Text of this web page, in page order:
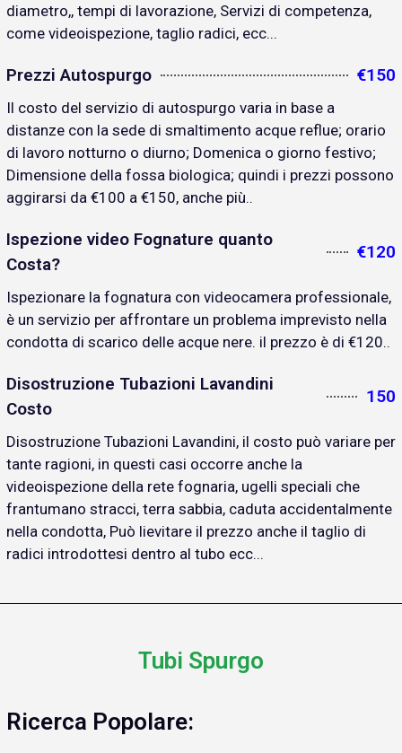
diametro,, tempi di lavorazione, Servizi di competenza,
come videoispezione, taglio radici, ecc...
Prezzi Autospurgo €150
Il costo del servizio di autospurgo varia in base a
distanze con la sede di smaltimento acque reflue; orario
di lavoro notturno o diurno; Domenica o giorno festivo;
Dimensione della fossa biologica; quindi i prezzi possono
aggirarsi da €100 a €150, anche più..
Ispezione video Fognature quanto
Costa?
€120
Ispezionare la fognatura con videocamera professionale,
è un servizio per affrontare un problema imprevisto nella
condotta di scarico delle acque nere. il prezzo è di €120..
Disostruzione Tubazioni Lavandini
Costo
150
Disostruzione Tubazioni Lavandini, il costo può variare per
tante ragioni, in questi casi occorre anche la
videoispezione della rete fognaria, ugelli speciali che
frantumano stracci, terra sabbia, caduta accidentalmente
nella condotta, Può lievitare il prezzo anche il taglio di
radici introdottesi dentro al tubo ecc...
Tubi Spurgo
Ricerca Popolare: